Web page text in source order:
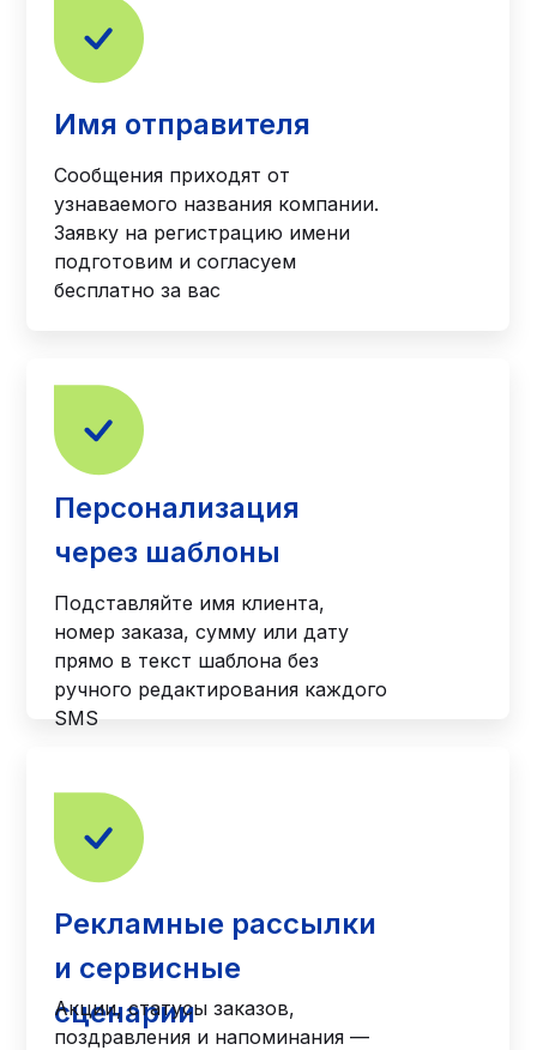
Рекламные рассылки
и сервисные
сценарии
Акции, статусы заказов,
поздравления и напоминания —
Имя отправителя
Сообщения приходят от
узнаваемого названия компании.
Заявку на регистрацию имени
подготовим и согласуем
бесплатно за вас
Персонализация
через шаблоны
Подставляйте имя клиента,
номер заказа, сумму или дату
прямо в текст шаблона без
ручного редактирования каждого
SMS